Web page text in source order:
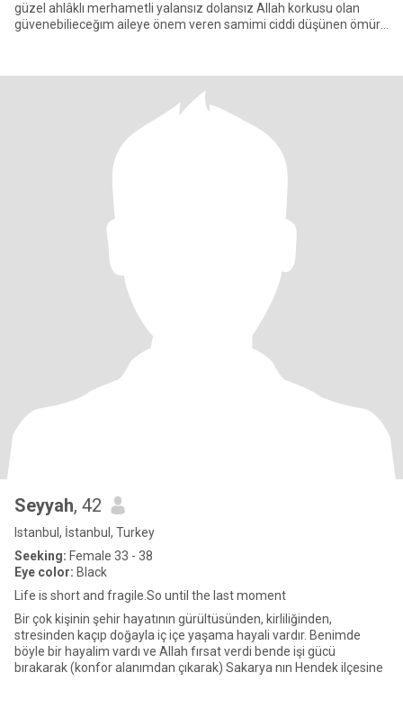
güzel ahlâklı merhametli yalansız dolansız Allah korkusu olan
güvenebilieceğım aileye önem veren samimi ciddi düşünen ömür
Seyyah, 42
Istanbul, İstanbul, Turkey
Seeking: Female 33 - 38
Eye color: Black
Life is short and fragile.So until the last moment
Bir çok kişinin şehir hayatının gürültüsünden, kirliliğinden,
stresinden kaçıp doğayla iç içe yaşama hayali vardır. Benimde
böyle bir hayalim vardı ve Allah fırsat verdi bende işi gücü
bırakarak (konfor alanımdan çıkarak) Sakarya nın Hendek ilçesine